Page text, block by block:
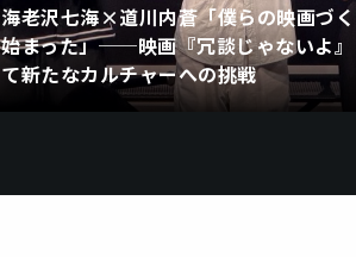
海老沢七海×道川内蒼「僕らの映画づ
始まった」──映画『冗談じゃないよ
て新たなカルチャーへの挑戦